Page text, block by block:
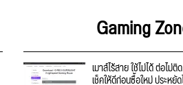
Gaming
เมาส์ไร้สาย ใช้ไม่ได้ ต่อไ
เช็คให้ดีก่อนซื้อใหม่ ประหยัด